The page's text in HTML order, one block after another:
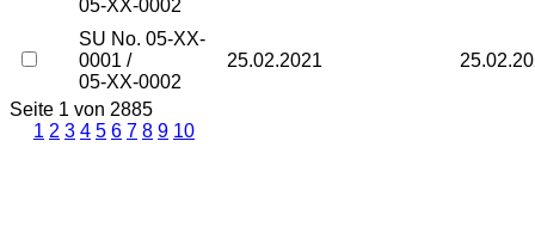
05-XX-0002
SU No. 05-XX-
0001 /
05-XX-0002
25.02.2021
Seite 1 von 2885
1 2 3 4 5 6 7 8 9 10